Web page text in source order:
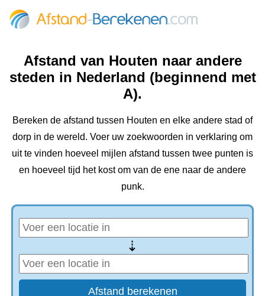
Afstand van Houten naar andere
steden in Nederland (beginnend met
A).
Bereken de afstand tussen Houten en elke andere stad of
dorp in de wereld. Voer uw zoekwoorden in verklaring om
uit te vinden hoeveel mijlen afstand tussen twee punten is
en hoeveel tijd het kost om van de ene naar de andere
punk.
⇢